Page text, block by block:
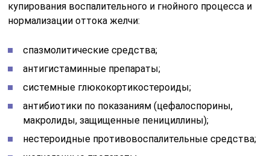
купирования воспалительного и гнойного процесса и
нормализации оттока желчи:
спазмолитические средства;
антигистаминные препараты;
системные глюкокортикостероиды;
антибиотики по показаниям (цефалоспорины,
макролиды, защищенные пенициллины);
нестероидные противовоспалительные средства;